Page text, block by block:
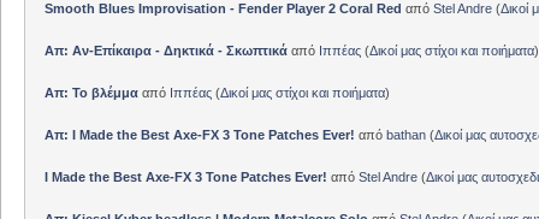
Smooth Blues Improvisation - Fender Player 2 Coral Red από Stel Andre(Δικοί
Απ: Αν-Επίκαιρα - Δηκτικά - Σκωπτικά από Ιππέας(Δικοί μας στίχοι και ποιήματα)
Απ: Το βλέμμα από Ιππέας(Δικοί μας στίχοι και ποιήματα)
Απ: I Made the Best Axe-FX 3 Tone Patches Ever! από bathan(Δικοί μας
I Made the Best Axe-FX 3 Tone Patches Ever! από Stel Andre(Δικοί μας